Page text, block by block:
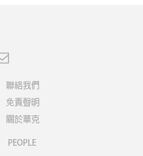
聯絡我們
免責聲明
關於華克
PEOPLE